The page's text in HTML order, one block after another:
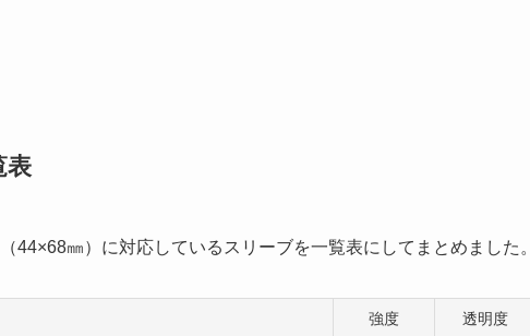
表
44×68㎜）に対応しているスリーブを一覧表にしてまとめました。
強度 透明度